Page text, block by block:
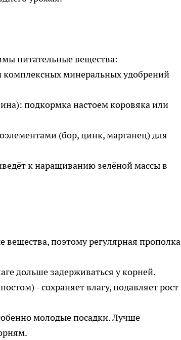
питательные вещества:
минеральных удобрений
подкормка настоем коровяка или
(бор, цинк, марганец) для
к наращиванию зелёной массы в
поэтому регулярная прополка
дольше задерживаться у корней.
- сохраняет влагу, подавляет рост
молодые посадки. Лучше